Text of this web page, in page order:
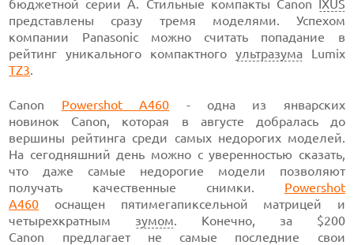
бюджетной серии A. Стильные компакты Canon IXUS
представлены сразу тремя моделями. Успехом
компании Panasonic можно считать попадание в
рейтинг уникального компактного ультразумаLumix
TZ3.
Canon Powershot A460 - одна из январских
новинок Canon, которая в августе добралась до
вершины рейтинга среди самых недорогих моделей.
На сегодняшний день можно с уверенностью сказать,
что даже самые недорогие модели позволяют
получать качественные снимки. Powershot
A460 оснащен пятимегапиксельной матрицей и
четырехкратным зумом. Конечно, за $200
Canon предлагает не самые последние свои